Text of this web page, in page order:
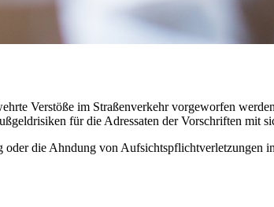
Verstöße im Straßenverkehr vorgeworfen
für die Adressaten der Vorschriften mit
die Ahndung von Aufsichtspflichtverletzungen